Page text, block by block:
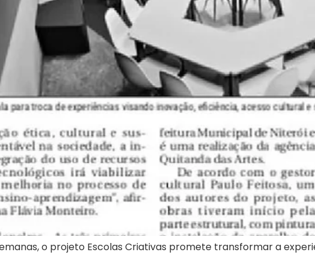
o projeto Escolas Criativas promete transformar a